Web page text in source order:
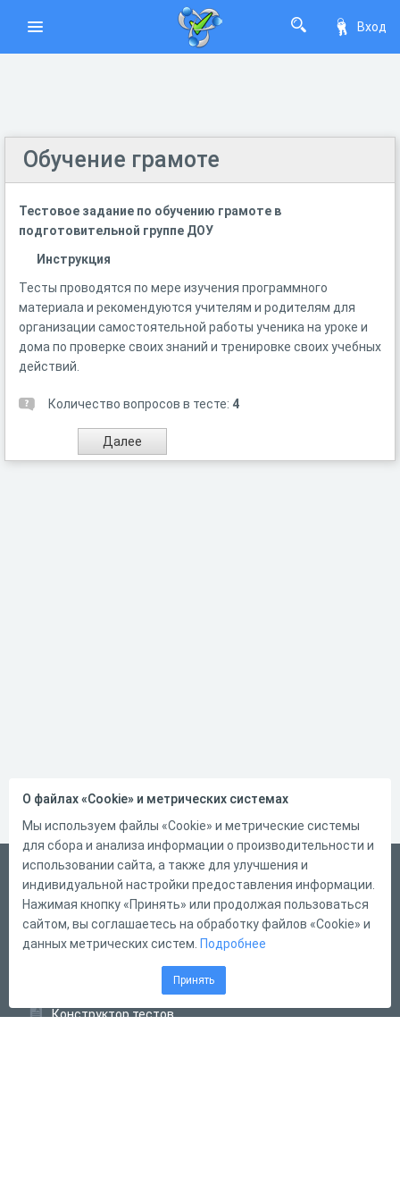
Вход
Обучение грамоте
Тестовое задание по обучению грамоте в
подготовительной группе ДОУ
Инструкция
Тесты проводятся по мере изучения программного
материала и рекомендуются учителям и родителям для
организации самостоятельной работы ученика на уроке и
дома по проверке своих знаний и тренировке своих учебных
действий.
Количество вопросов в тесте: 4
Русский
Справка
Форма обратной связи
Конструктор тестов
О файлах «Cookie» и метрических системах
Мы используем файлы «Cookie» и метрические системы
для сбора и анализа информации о производительности и
использовании сайта, а также для улучшения и
индивидуальной настройки предоставления информации.
Нажимая кнопку «Принять» или продолжая пользоваться
сайтом, вы соглашаетесь на обработку файлов «Cookie» и
данных метрических систем. Подробнее
Принять